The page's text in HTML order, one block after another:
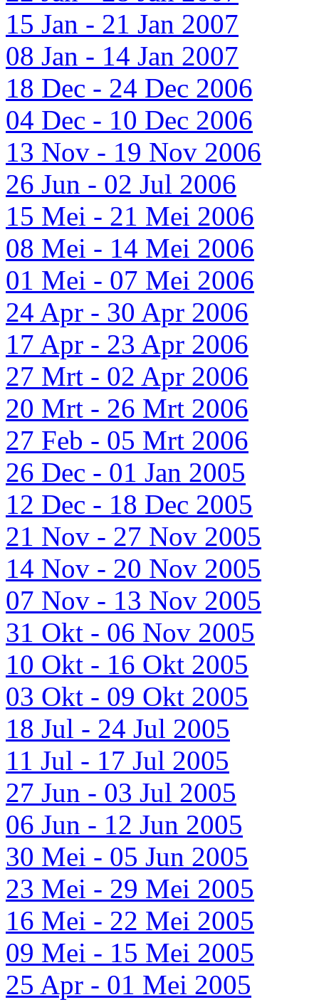
15 Jan - 21 Jan 2007
08 Jan - 14 Jan 2007
18 Dec - 24 Dec 2006
04 Dec - 10 Dec 2006
13 Nov - 19 Nov 2006
26 Jun - 02 Jul 2006
15 Mei - 21 Mei 2006
08 Mei - 14 Mei 2006
01 Mei - 07 Mei 2006
24 Apr - 30 Apr 2006
17 Apr - 23 Apr 2006
27 Mrt - 02 Apr 2006
20 Mrt - 26 Mrt 2006
27 Feb - 05 Mrt 2006
26 Dec - 01 Jan 2005
12 Dec - 18 Dec 2005
21 Nov - 27 Nov 2005
14 Nov - 20 Nov 2005
07 Nov - 13 Nov 2005
31 Okt - 06 Nov 2005
10 Okt - 16 Okt 2005
03 Okt - 09 Okt 2005
18 Jul - 24 Jul 2005
11 Jul - 17 Jul 2005
27 Jun - 03 Jul 2005
06 Jun - 12 Jun 2005
30 Mei - 05 Jun 2005
23 Mei - 29 Mei 2005
16 Mei - 22 Mei 2005
09 Mei - 15 Mei 2005
25 Apr - 01 Mei 2005